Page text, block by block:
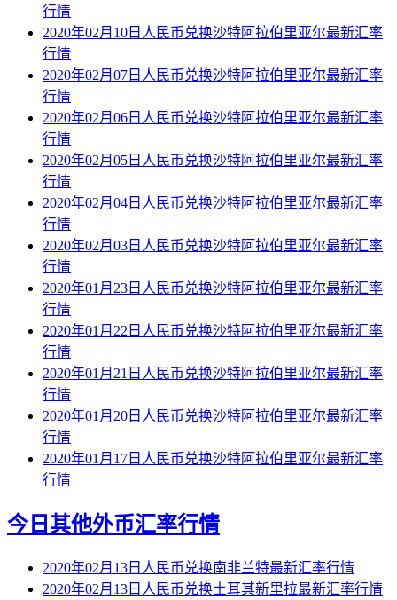
行情
2020年02月10日人民币兑换沙特阿拉伯里亚尔最新汇率
行情
2020年02月07日人民币兑换沙特阿拉伯里亚尔最新汇率
行情
2020年02月06日人民币兑换沙特阿拉伯里亚尔最新汇率
行情
2020年02月05日人民币兑换沙特阿拉伯里亚尔最新汇率
行情
2020年02月04日人民币兑换沙特阿拉伯里亚尔最新汇率
行情
2020年02月03日人民币兑换沙特阿拉伯里亚尔最新汇率
行情
2020年01月23日人民币兑换沙特阿拉伯里亚尔最新汇率
行情
2020年01月22日人民币兑换沙特阿拉伯里亚尔最新汇率
行情
2020年01月21日人民币兑换沙特阿拉伯里亚尔最新汇率
行情
2020年01月20日人民币兑换沙特阿拉伯里亚尔最新汇率
行情
2020年01月17日人民币兑换沙特阿拉伯里亚尔最新汇率
行情
今日其他外币汇率行情
2020年02月13日人民币兑换南非兰特最新汇率行情
2020年02月13日人民币兑换土耳其新里拉最新汇率行情